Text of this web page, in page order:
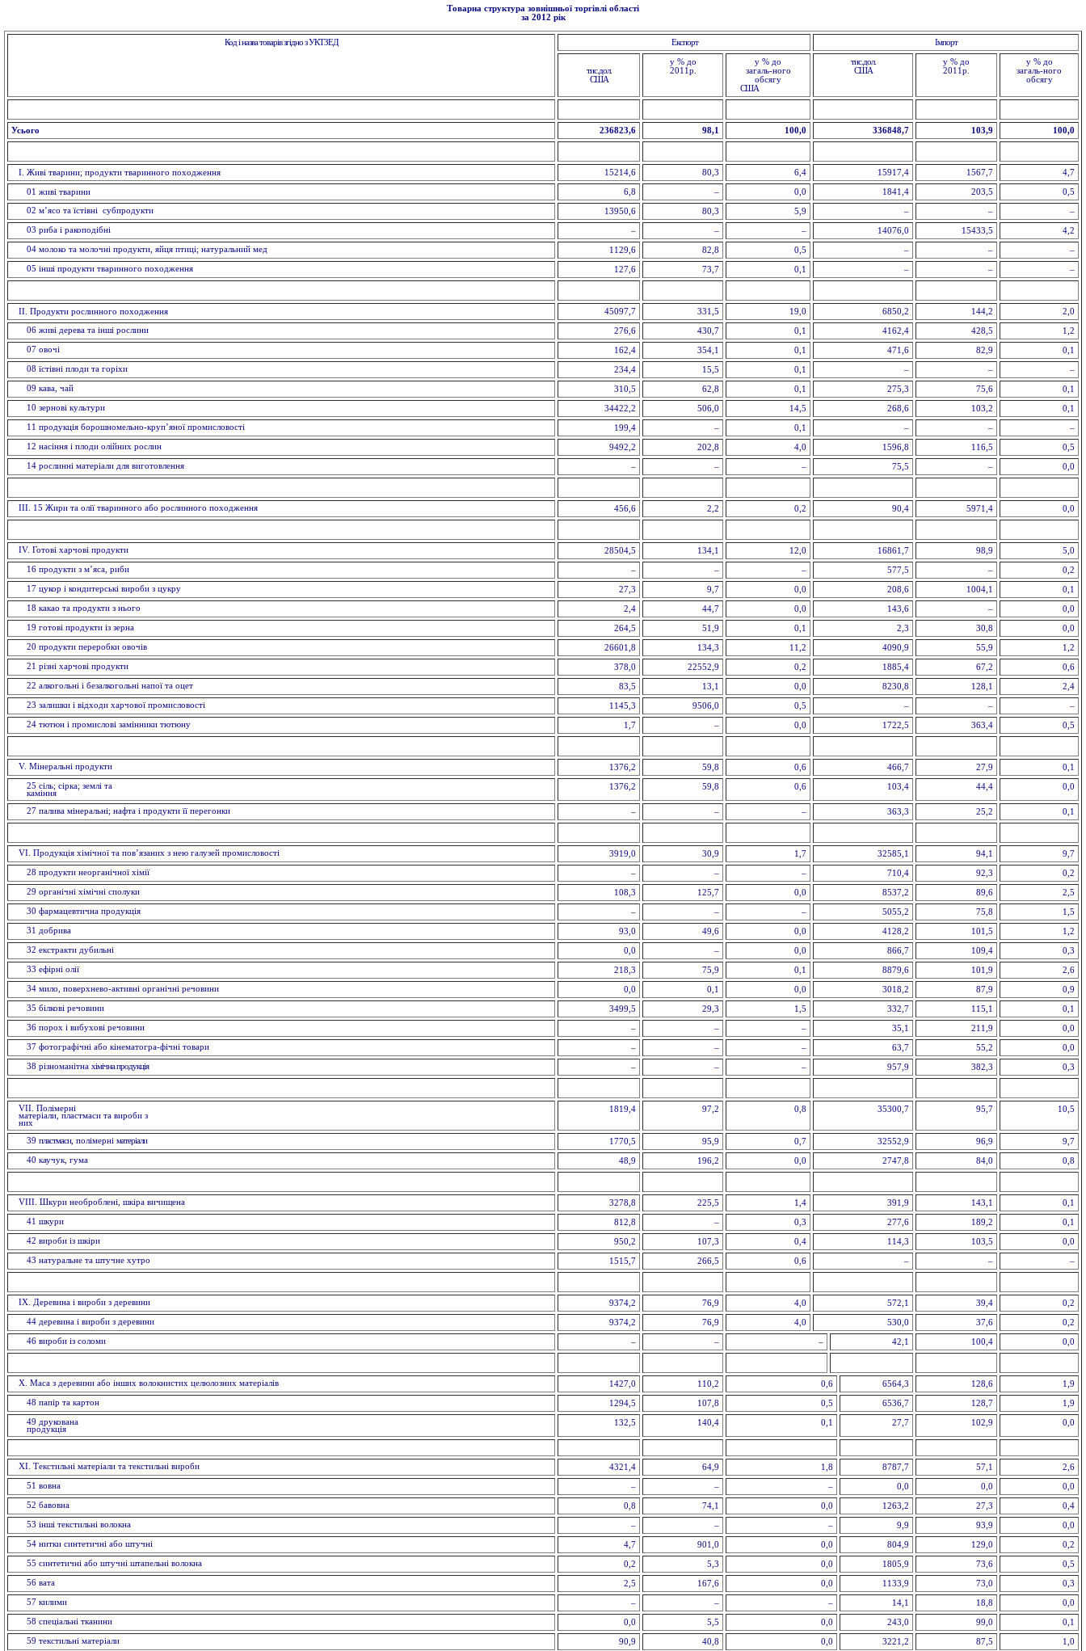
Товарна структура зовнішньої торгівлі області
за 2012 рік
Код і назва товарів згідно з УКТЗЕД Експорт Імпорт
тис.дол.
США
США
у % до
2011р.
у % до
загаль-ного
обсягу
тис.дол.
США
у % до
2011р.
у % до
загаль-ного
обсягу
Усього 236823,6 98,1 100,0 336848,7 103,9 100,0
I. Живi тварини; продукти тваринного походження 15214,6 80,3 6,4 15917,4 1567,7 4,7
01 живi тварини 6,8 – 0,0 1841,4 203,5 0,5
02 м’ясо та їстівні субпродукти 13950,6 80,3 5,9 – – –
03 риба і ракоподібні – – – 14076,0 15433,5 4,2
04 молоко та молочні продукти, яйця птиці; натуральний мед 1129,6 82,8 0,5 – – –
05 інші продукти тваринного походження 127,6 73,7 0,1 – – –
II. Продукти рослинного походження 45097,7 331,5 19,0 6850,2 144,2 2,0
06 живі дерева та інші рослини 276,6 430,7 0,1 4162,4 428,5 1,2
07 овочi 162,4 354,1 0,1 471,6 82,9 0,1
08 їстівні плоди та горіхи 234,4 15,5 0,1 – – –
09 кава, чай 310,5 62,8 0,1 275,3 75,6 0,1
10 зерновi культури 34422,2 506,0 14,5 268,6 103,2 0,1
11 продукція борошномельно-круп’яної промисловості 199,4 – 0,1 – – –
12 насiння і плоди олійних рослин 9492,2 202,8 4,0 1596,8 116,5 0,5
14 рослинні матеріали для виготовлення – – – 75,5 – 0,0
ІІІ. 15 Жири та олії тваринного або рослинного походження 456,6 2,2 0,2 90,4 5971,4 0,0
IV. Готові харчові продукти 28504,5 134,1 12,0 16861,7 98,9 5,0
16 продукти з м’яса, риби – – – 577,5 – 0,2
17 цукор і кондитерські вироби з цукру 27,3 9,7 0,0 208,6 1004,1 0,1
18 какао та продукти з нього 2,4 44,7 0,0 143,6 – 0,0
19 готові продукти із зерна 264,5 51,9 0,1 2,3 30,8 0,0
20 продукти переробки овочів 26601,8 134,3 11,2 4090,9 55,9 1,2
21 різні харчові продукти 378,0 22552,9 0,2 1885,4 67,2 0,6
22 алкогольні і безалкогольні напої та оцет 83,5 13,1 0,0 8230,8 128,1 2,4
23 залишки і відходи харчової промисловості 1145,3 9506,0 0,5 – – –
24 тютюн і промислові замінники тютюну 1,7 – 0,0 1722,5 363,4 0,5
V. Мiнеральнi продукти 1376,2 59,8 0,6 466,7 27,9 0,1
25 сіль; сірка; землі та
каміння
1376,2 59,8 0,6 103,4 44,4 0,0
27 палива мінеральні; нафта і продукти її перегонки – – – 363,3 25,2 0,1
VI. Продукція хімічної та пов’язаних з нею галузей промисловостi 3919,0 30,9 1,7 32585,1 94,1 9,7
28 продукти неорганічної хімії – – – 710,4 92,3 0,2
29 органiчнi хiмiчнi сполуки 108,3 125,7 0,0 8537,2 89,6 2,5
30 фармацевтична продукція – – – 5055,2 75,8 1,5
31 добрива 93,0 49,6 0,0 4128,2 101,5 1,2
32 екстракти дубильнi 0,0 – 0,0 866,7 109,4 0,3
33 ефiрнi олії 218,3 75,9 0,1 8879,6 101,9 2,6
34 мило, поверхнево-активні органічні речовини 0,0 0,1 0,0 3018,2 87,9 0,9
35 бiлковi речовини 3499,5 29,3 1,5 332,7 115,1 0,1
36 порох і вибухові речовини – – – 35,1 211,9 0,0
37 фотографічні або кінематогра-фічні товари – – – 63,7 55,2 0,0
38 різноманітна хімічна продукція – – – 957,9 382,3 0,3
VII. Полімерні
матеріали, пластмаси та вироби з
них
1819,4 97,2 0,8 35300,7 95,7 10,5
39 пластмаси, полімерні матеріали 1770,5 95,9 0,7 32552,9 96,9 9,7
40 каучук, гума 48,9 196,2 0,0 2747,8 84,0 0,8
VIII. Шкури необроблені, шкіра вичищена 3278,8 225,5 1,4 391,9 143,1 0,1
41 шкури 812,8 – 0,3 277,6 189,2 0,1
42 вироби із шкiри 950,2 107,3 0,4 114,3 103,5 0,0
43 натуральне та штучне хутро 1515,7 266,5 0,6 – – –
IX. Деревина і вироби з деревини 9374,2 76,9 4,0 572,1 39,4 0,2
44 деревина і вироби з деревини 9374,2 76,9 4,0 530,0 37,6 0,2
46 вироби із соломи – – – 42,1 100,4 0,0
X. Маса з деревини або інших волокнистих целюлозних матеріалів 1427,0 110,2 0,6 6564,3 128,6 1,9
48 папiр та картон 1294,5 107,8 0,5 6536,7 128,7 1,9
49 друкована
продукція
132,5 140,4 0,1 27,7 102,9 0,0
ХI. Текстильні матеріали та текстильні вироби 4321,4 64,9 1,8 8787,7 57,1 2,6
51 вовна – – – 0,0 0,0 0,0
52 бавовна 0,8 74,1 0,0 1263,2 27,3 0,4
53 інші текстильні волокна – – – 9,9 93,9 0,0
54 нитки синтетичні або штучні 4,7 901,0 0,0 804,9 129,0 0,2
55 синтетичні або штучні штапельнi волокна 0,2 5,3 0,0 1805,9 73,6 0,5
56 вата 2,5 167,6 0,0 1133,9 73,0 0,3
57 килими – – – 14,1 18,8 0,0
58 спецiальнi тканини 0,0 5,5 0,0 243,0 99,0 0,1
59 текстильнi матерiали 90,9 40,8 0,0 3221,2 87,5 1,0